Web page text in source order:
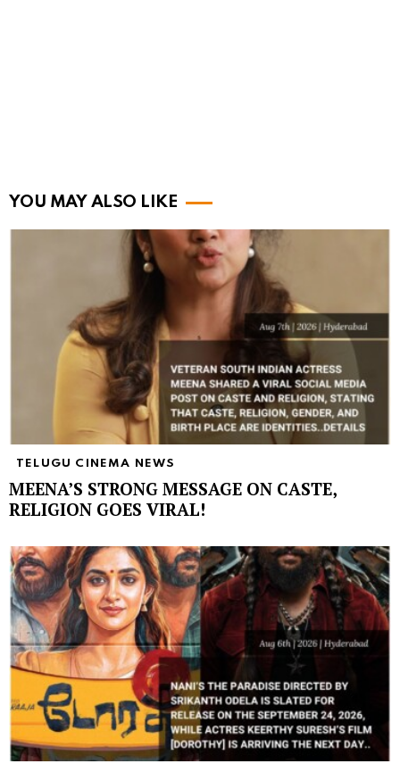
YOU MAY ALSO LIKE
TELUGU CINEMA NEWS
MEENA’S STRONG MESSAGE ON CASTE,
RELIGION GOES VIRAL!